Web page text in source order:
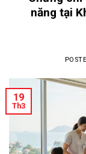
năng tại
19
Th3